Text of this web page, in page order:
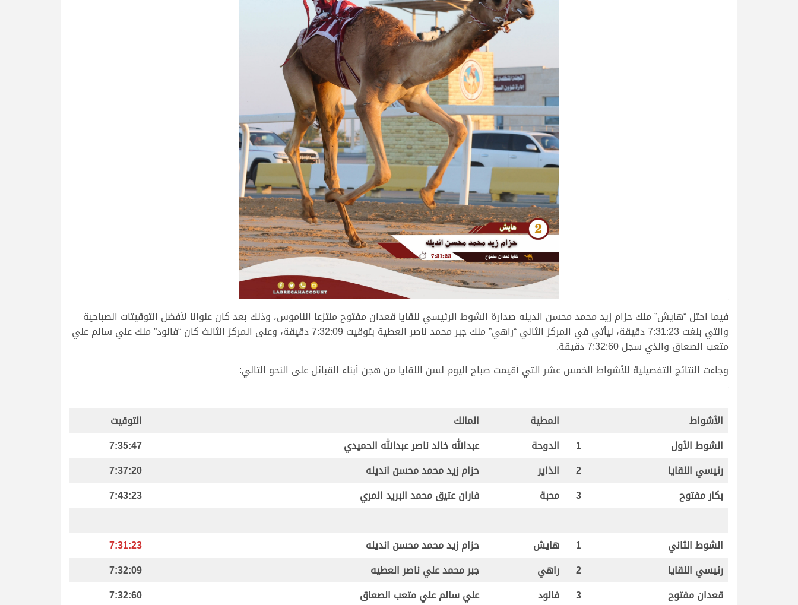
فيما احتل “هايش” ملك حزام زيد محمد محسن انديله صدارة الشوط الرئيسي للقايا قعدان مفتوح منتزعا الناموس، وذلك بعد كان عنوانا لأفضل التوقيتات الصباحية
والتي بلغت 7:31:23 دقيقة، ليأتي في المركز الثاني “راهي” ملك جبر محمد ناصر العطية بتوقيت 7:32:09 دقيقة، وعلى المركز الثالث كان “فالود” ملك علي سالم علي
متعب الصعاق والذي سجل 7:32:60 دقيقة.
وجاءت النتائج التفصيلية للأشواط الخمس عشر التي أقيمت صباح اليوم لسن اللقايا من هجن أبناء القبائل على النحو التالي:
الأشواط المطية المالك
التوقيت
الشوط الأول
1 الدوحة عبدالله خالد ناصر عبدالله الحميدي
7:35:47
رئيسي اللقايا 2 الذاير حزام زيد محمد محسن انديله
7:37:20
بكار مفتوح
3 محبة فاران عتيق محمد البريد المري 7:43:23
الشوط الثاني 1 هايش حزام زيد محمد محسن انديله
7:31:23
رئيسي اللقايا 2 راهي جبر محمد علي ناصر العطيه
7:32:09
قعدان مفتوح
3 فالود علي سالم علي متعب الصعاق 7:32:60